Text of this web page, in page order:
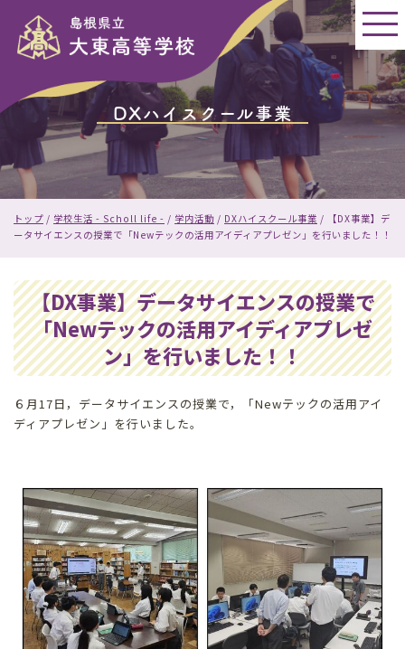
DXハイスクール事業
現
在
置：
トップ / 学校生活 - Scholl life - / 学内活動 / DXハイスクール事業 /
【DX事業】デ
ータサイエンスの授業で「Newテックの活用アイディアプレゼン」を行いました！！
【DX事業】データサイエンスの授業で
「Newテックの活用アイディアプレゼ
ン」を行いました！！
６月17日，データサイエンスの授業で，「Newテックの活用アイ
ディアプレゼン」を行いました。